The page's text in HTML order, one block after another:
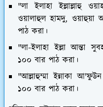
"লা ইলাহা ইল্লাল্লাহু
ওয়ালাহুল হামদু, ওয়াহুয়া
পাঠ করা।
"লা-ইলাহা ইল্লা আন্তা
১০০ বার পাঠ করা।
"আল্লাহুম্মা ইন্নাকা
১০০ বার পাঠ করা।